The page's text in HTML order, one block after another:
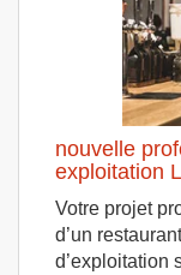
nouvelle
exploitation
Votre projet
d’un
d’exploitation